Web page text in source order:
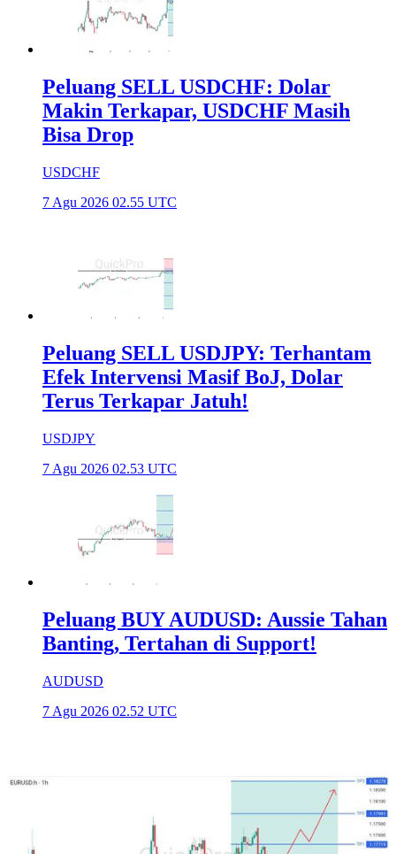
Peluang SELL USDCHF: Dolar
Makin Terkapar, USDCHF Masih
Bisa Drop
USDCHF
7 Agu 2026 02.55 UTC
Peluang SELL USDJPY: Terhantam
Efek Intervensi Masif BoJ, Dolar
Terus Terkapar Jatuh!
USDJPY
7 Agu 2026 02.53 UTC
Peluang BUY AUDUSD: Aussie Tahan
Banting, Tertahan di Support!
AUDUSD
7 Agu 2026 02.52 UTC